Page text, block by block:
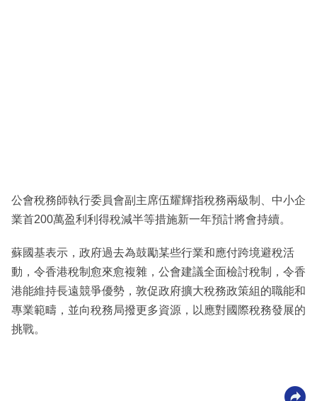
公會稅務師執行委員會副主席伍耀輝指稅務兩級制、中小企
業首200萬盈利利得稅減半等措施新一年預計將會持續。
蘇國基表示，政府過去為鼓勵某些行業和應付跨境避稅活
動，令香港稅制愈來愈複雜，公會建議全面檢討稅制，令香
港能維持長遠競爭優勢，敦促政府擴大稅務政策組的職能和
專業範疇，並向稅務局撥更多資源，以應對國際稅務發展的
挑戰。